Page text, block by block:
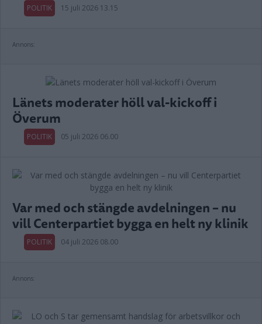
POLITIK 15 juli 2026 13.15
Annons:
Länets moderater höll val-kickoff i
Överum
POLITIK 05 juli 2026 06.00
Var med och stängde avdelningen – nu
vill Centerpartiet bygga en helt ny klinik
POLITIK 04 juli 2026 08.00
Annons: